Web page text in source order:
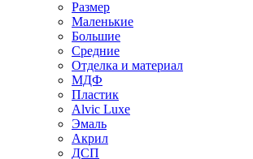
Размер
Маленькие
Большие
Средние
Отделка и материал
МДФ
Пластик
Alvic Luxe
Эмаль
Акрил
ДСП